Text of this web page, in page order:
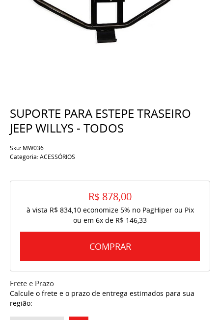
SUPORTE PARA ESTEPE TRASEIRO
JEEP WILLYS - TODOS
Sku: MW036
Categoria:ACESSÓRIOS
R$ 878,00
à vista R$ 834,10economize 5% no PagHiper ou Pix
ou em 6x de R$ 146,33
COMPRAR
Frete e Prazo
Calcule o frete e o prazo de entrega estimados para sua
região: